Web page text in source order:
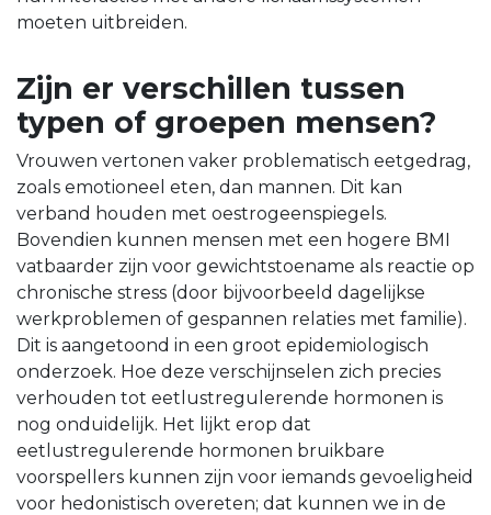
moeten uitbreiden.
Zijn er verschillen tussen
typen of groepen mensen?
Vrouwen vertonen vaker problematisch eetgedrag,
zoals emotioneel eten, dan mannen. Dit kan
verband houden met oestrogeenspiegels.
Bovendien kunnen mensen met een hogere BMI
vatbaarder zijn voor gewichtstoename als reactie op
chronische stress (door bijvoorbeeld dagelijkse
werkproblemen of gespannen relaties met familie).
Dit is aangetoond in een groot epidemiologisch
onderzoek. Hoe deze verschijnselen zich precies
verhouden tot eetlustregulerende hormonen is
nog onduidelijk. Het lijkt erop dat
eetlustregulerende hormonen bruikbare
voorspellers kunnen zijn voor iemands gevoeligheid
voor hedonistisch overeten; dat kunnen we in de